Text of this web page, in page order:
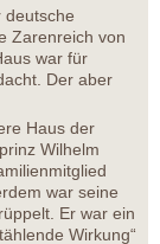
deutsche
Zarenreich von
war für
Der aber
Haus der
Wilhelm
war seine
Er war ein
Wirkung“